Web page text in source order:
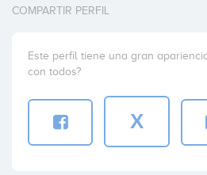
COMPARTIR PERFIL
Este perfil tiene una gran
con todos?
X